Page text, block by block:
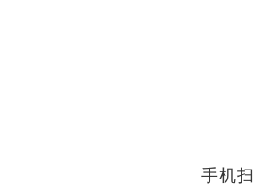
手机